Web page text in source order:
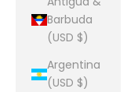
Barbuda
(USD $)
Argentina
(USD $)